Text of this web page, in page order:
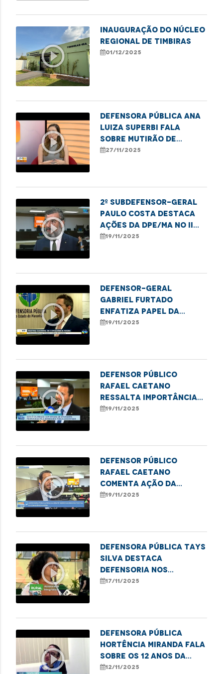
play_circle_outline
Inauguração do Núcleo
Regional de Timbiras
01/12/2025
play_circle_outline
Defensora pública Ana
Luiza Superbi fala
sobre mutirão de
atendimentos para
27/11/2025
play_circle_outline
2º subdefensor-geral
Paulo Costa destaca
ações da DPE/MA no II
Festival da Consciência
19/11/2025
play_circle_outline
Defensor-geral
Gabriel Furtado
enfatiza papel da
DPE/MA no II Festival da
19/11/2025
play_circle_outline
Defensor público
Rafael Caetano
ressalta importância
do II Festival Cultural
19/11/2025
play_circle_outline
Defensor público
Rafael Caetano
comenta ação da
DPE/MA no II Festival da
19/11/2025
play_circle_outline
Defensora pública Tays
Silva destaca
Defensoria nos
Babaçuais durante a
17/11/2025
play_circle_outline
Defensora Pública
Hortência Miranda fala
sobre os 12 anos da
DPE/MA em Santa Inês
12/11/2025